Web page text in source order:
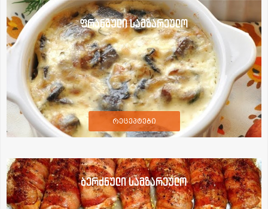
ფრანგული სამზარეულო
რეცეპტები
ბერძნული სამზარეულო